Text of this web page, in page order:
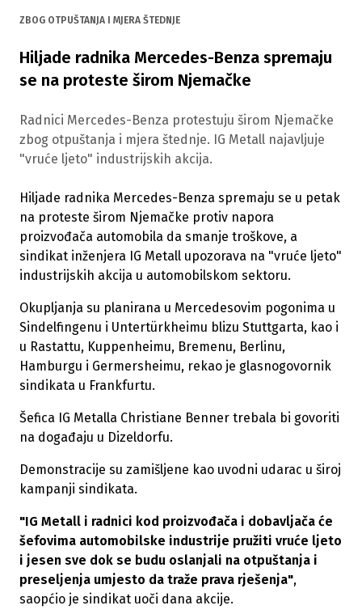
ZBOG OTPUŠTANJA I MJERA ŠTEDNJE
Hiljade radnika Mercedes-Benza spremaju
se na proteste širom Njemačke
Radnici Mercedes-Benza protestuju širom Njemačke
zbog otpuštanja i mjera štednje. IG Metall najavljuje
"vruće ljeto" industrijskih akcija.
Hiljade radnika Mercedes-Benza spremaju se u petak
na proteste širom Njemačke protiv napora
proizvođača automobila da smanje troškove, a
sindikat inženjera IG Metall upozorava na "vruće ljeto"
industrijskih akcija u automobilskom sektoru.
Okupljanja su planirana u Mercedesovim pogonima u
Sindelfingenu i Untertürkheimu blizu Stuttgarta, kao i
u Rastattu, Kuppenheimu, Bremenu, Berlinu,
Hamburgu i Germersheimu, rekao je glasnogovornik
sindikata u Frankfurtu.
Šefica IG Metalla Christiane Benner trebala bi govoriti
na događaju u Dizeldorfu.
Demonstracije su zamišljene kao uvodni udarac u široj
kampanji sindikata.
"IG Metall i radnici kod proizvođača i dobavljača će
šefovima automobilske industrije pružiti vruće ljeto
i jesen sve dok se budu oslanjali na otpuštanja i
preseljenja umjesto da traže prava rješenja",
saopćio je sindikat uoči dana akcije.